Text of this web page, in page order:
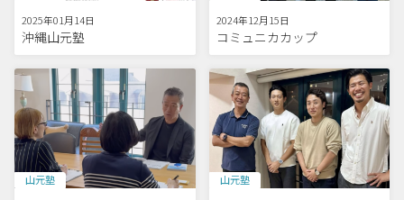
2025年01月14日
沖縄山元塾
2024年12月15日
コミュニカカップ
山元塾 山元塾